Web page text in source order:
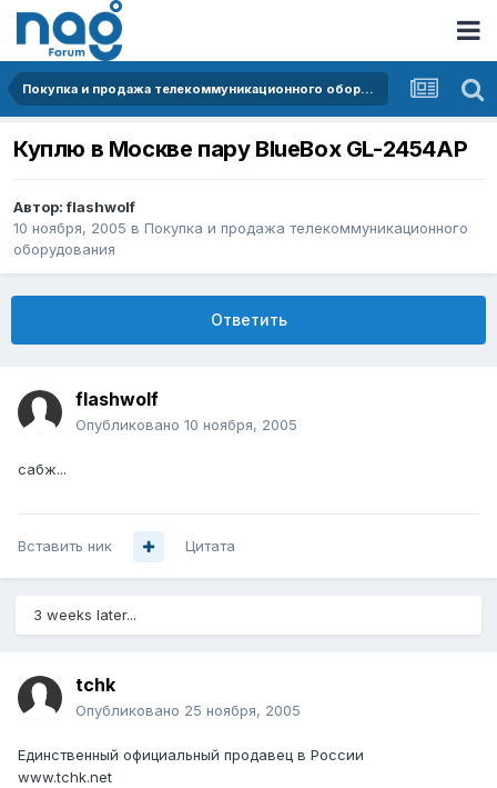
Покупка и продажа телекоммуникационного оборудования
Куплю в Москве пару BlueBox GL-2454AP
Автор:flashwolf
10 ноября, 2005 в Покупка и продажа телекоммуникационного
оборудования
Ответить
flashwolf
Опубликовано 10 ноября, 2005
сабж...
Вставить ник Цитата
3 weeks later...
tchk
Опубликовано 25 ноября, 2005
Единственный официальный продавец в России
www.tchk.net